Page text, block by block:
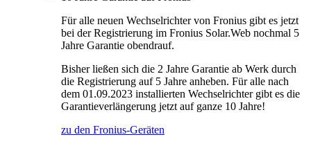
Für alle neuen Wechselrichter von Fronius gibt es jetzt
bei der Registrierung im Fronius Solar.Web nochmal 5
Jahre Garantie obendrauf.
Bisher ließen sich die 2 Jahre Garantie ab Werk durch
die Registrierung auf 5 Jahre anheben. Für alle nach
dem 01.09.2023 installierten Wechselrichter gibt es die
Garantieverlängerung jetzt auf ganze 10 Jahre!
zu den Fronius-Geräten